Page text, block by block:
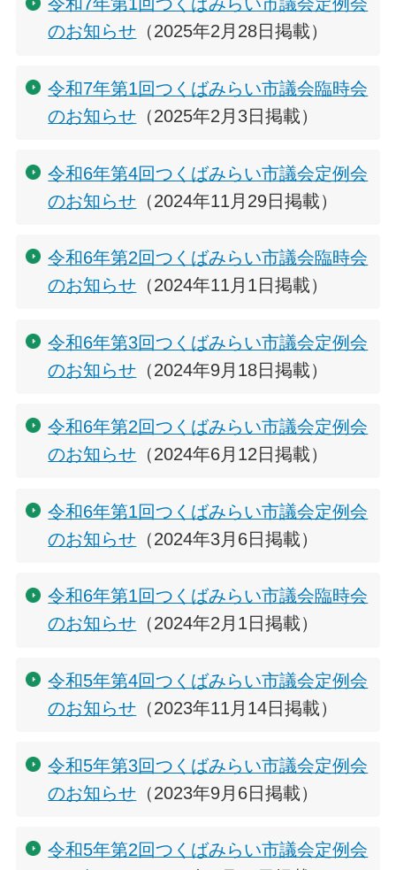
令和7年第1回つくばみらい市議会定例会
のお知らせ （2025年2月28日掲載）
令和7年第1回つくばみらい市議会臨時会
のお知らせ （2025年2月3日掲載）
令和6年第4回つくばみらい市議会定例会
のお知らせ （2024年11月29日掲載）
令和6年第2回つくばみらい市議会臨時会
のお知らせ （2024年11月1日掲載）
令和6年第3回つくばみらい市議会定例会
のお知らせ （2024年9月18日掲載）
令和6年第2回つくばみらい市議会定例会
のお知らせ （2024年6月12日掲載）
令和6年第1回つくばみらい市議会定例会
のお知らせ （2024年3月6日掲載）
令和6年第1回つくばみらい市議会臨時会
のお知らせ （2024年2月1日掲載）
令和5年第4回つくばみらい市議会定例会
のお知らせ （2023年11月14日掲載）
令和5年第3回つくばみらい市議会定例会
のお知らせ （2023年9月6日掲載）
令和5年第2回つくばみらい市議会定例会